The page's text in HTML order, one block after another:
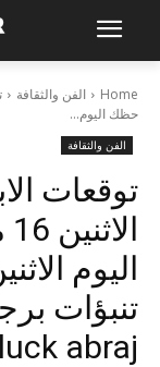
Home الفن والثقافة
حظك اليوم...
الفن والثقافة
توقعات
luck abraj